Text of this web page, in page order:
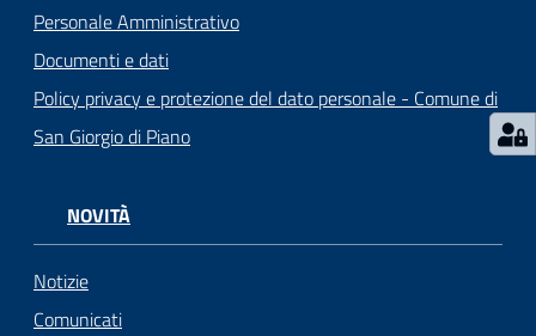
Seguici
su
Personale Amministrativo
Documenti e dati
Policy privacy e protezione del dato personale - Comune di
San Giorgio di Piano
NOVITÀ
Notizie
Comunicati